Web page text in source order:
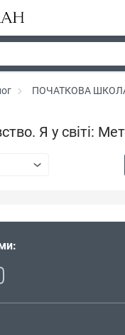
ПОЧАТКОВА
Я у світі: